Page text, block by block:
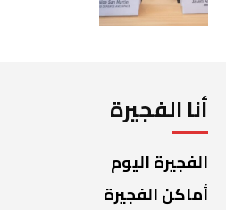
أنا الفجيرة
الفجيرة اليوم
أماكن الفجيرة